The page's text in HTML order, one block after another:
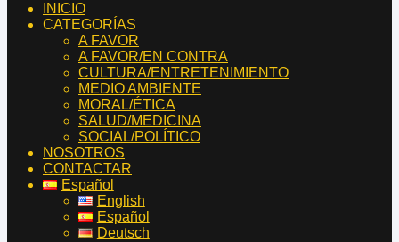
INICIO
CATEGORÍAS
A FAVOR
A FAVOR/EN CONTRA
CULTURA/ENTRETENIMIENTO
MEDIO AMBIENTE
MORAL/ÉTICA
SALUD/MEDICINA
SOCIAL/POLÍTICO
NOSOTROS
CONTACTAR
Español
English
Español
Deutsch